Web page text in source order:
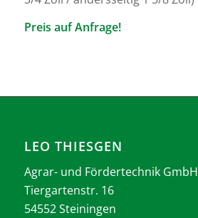
Preis auf Anfrage!
LEO THIESGEN
Agrar- und Fördertechnik GmbH
Tiergartenstr. 16
54552 Steiningen